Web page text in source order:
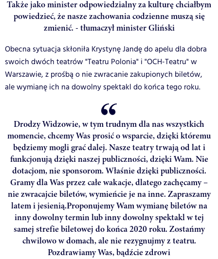
Także jako minister odpowiedzialny za kulturę chciałbym
powiedzieć, że nasze zachowania codzienne muszą się
zmienić. - tłumaczył minister Gliński
Obecna sytuacja skłoniła Krystynę Jandę do apelu dla dobra
swoich dwóch teatrów "Teatru Polonia" i "OCH-Teatru" w
Warszawie, z prośbą o nie zwracanie zakupionych biletów,
ale wymianę ich na dowolny spektakl do końca tego roku.
Drodzy Widzowie, w tym trudnym dla nas wszystkich
momencie, chcemy Was prosić o wsparcie, dzięki któremu
będziemy mogli grać dalej. Nasze teatry trwają od lat i
funkcjonują dzięki naszej publiczności, dzięki Wam. Nie
dotacjom, nie sponsorom. Właśnie dzięki publiczności.
Gramy dla Was przez całe wakacje, dlatego zachęcamy –
nie zwracajcie biletów, wymieńcie je na inne. Zapraszamy
latem i jesienią.Proponujemy Wam wymianę biletów na
inny dowolny termin lub inny dowolny spektakl w tej
samej strefie biletowej do końca 2020 roku. Zostańmy
chwilowo w domach, ale nie rezygnujmy z teatru.
Pozdrawiamy Was, bądźcie zdrowi